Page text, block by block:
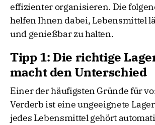
effizienter organisieren. Die
helfen Ihnen dabei, Lebensmittel
und genießbar zu halten.
Tipp 1: Die richtige
macht den Unterschied
Einer der häufigsten Gründe für
Verderb ist eine ungeeignete
jedes Lebensmittel gehört